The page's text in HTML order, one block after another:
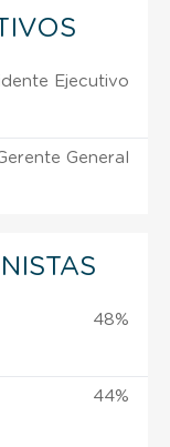
Ejecutivo
General
48%
44%